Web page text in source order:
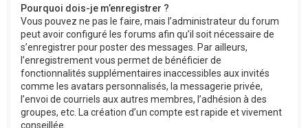
Pourquoi dois-je m’enregistrer ?
Vous pouvez ne pas le faire, mais l’administrateur du forum
peut avoir configuré les forums afin qu’il soit nécessaire de
s’enregistrer pour poster des messages. Par ailleurs,
l’enregistrement vous permet de bénéficier de
fonctionnalités supplémentaires inaccessibles aux invités
comme les avatars personnalisés, la messagerie privée,
l’envoi de courriels aux autres membres, l’adhésion à des
groupes, etc. La création d’un compte est rapide et vivement
conseillée.